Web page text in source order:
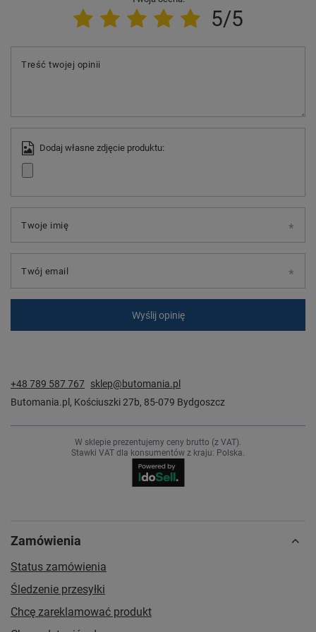
5/5
Treść twojej opinii
Dodaj własne zdjęcie produktu:
Twoje imię
Twój email
Wyślij opinię
+48 789 587 767 sklep@butomania.pl
Butomania.pl , Kościuszki 27b, 85-079 Bydgoszcz
W sklepie prezentujemy ceny brutto (z VAT).
Stawki VAT dla konsumentów z kraju: Polska.
Zamówienia
Status zamówienia
Śledzenie przesyłki
Chcę zareklamować produkt